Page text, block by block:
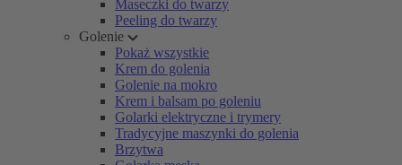
Maseczki do twarzy
Peeling do twarzy
Golenie
Pokaż wszystkie
Krem do golenia
Golenie na mokro
Krem i balsam po goleniu
Golarki elektryczne i trymery
Tradycyjne maszynki do golenia
Brzytwa